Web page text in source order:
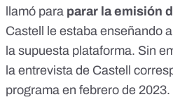
llamó para parar la emisión
Castell le estaba enseñando
la supuesta plataforma. Sin
la entrevista de Castell
programa en febrero de 2023